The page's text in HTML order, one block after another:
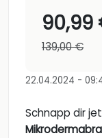
90,99
139,00 €
22.04.2024 -
Schnapp dir